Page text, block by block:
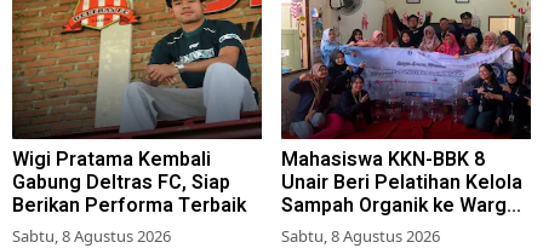
Wigi Pratama Kembali
Gabung Deltras FC, Siap
Berikan Performa Terbaik
Sabtu, 8 Agustus 2026
Mahasiswa KKN-BBK 8
Unair Beri Pelatihan Kelola
Sampah Organik ke Warga
Simokerto Surabaya
Sabtu, 8 Agustus 2026